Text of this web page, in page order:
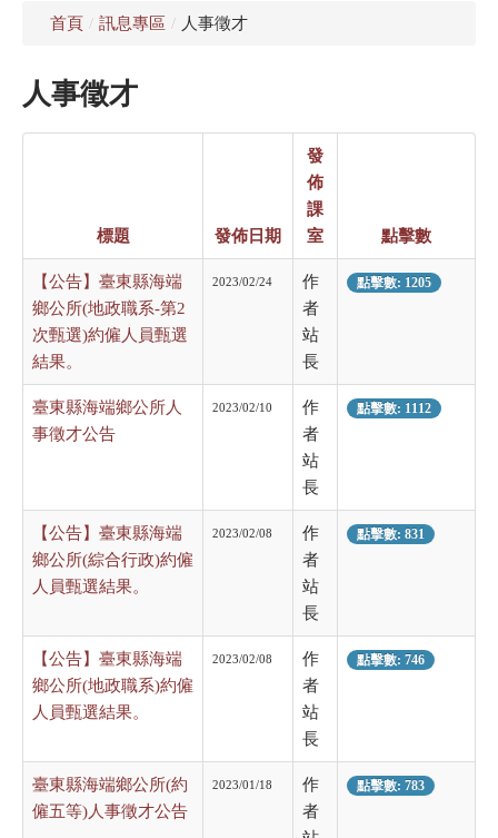
首頁 / 訊息專區 / 人事徵才
人事徵才
標題 發佈日期
發
佈
課
室
點擊數
【公告】臺東縣海端
鄉公所(地政職系-第2
次甄選)約僱人員甄選
結果。
2023/02/24
作
者
站
長
點擊數: 1205
臺東縣海端鄉公所人
事徵才公告
2023/02/10
作
者
站
長
點擊數: 1112
【公告】臺東縣海端
鄉公所(綜合行政)約僱
人員甄選結果。
2023/02/08
作
者
站
長
點擊數: 831
【公告】臺東縣海端
鄉公所(地政職系)約僱
人員甄選結果。
2023/02/08
作
者
站
長
點擊數: 746
臺東縣海端鄉公所(約
僱五等)人事徵才公告
2023/01/18
作
者
點擊數: 783